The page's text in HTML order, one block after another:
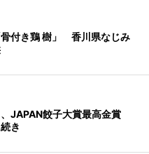
付き鶏 樹」 香川県なじみ
JAPAN餃子大賞最高金賞
き